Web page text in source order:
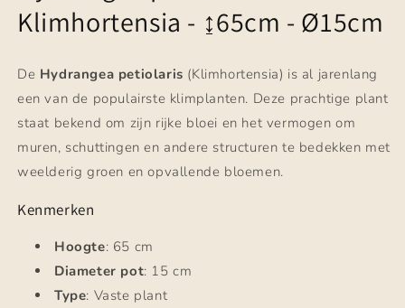
Klimhortensia - ↨65cm - Ø15cm
De Hydrangea petiolaris (Klimhortensia) is al jarenlang
een van de populairste klimplanten. Deze prachtige plant
staat bekend om zijn rijke bloei en het vermogen om
muren, schuttingen en andere structuren te bedekken met
weelderig groen en opvallende bloemen.
Kenmerken
Hoogte: 65 cm
Diameter pot: 15 cm
Type: Vaste plant